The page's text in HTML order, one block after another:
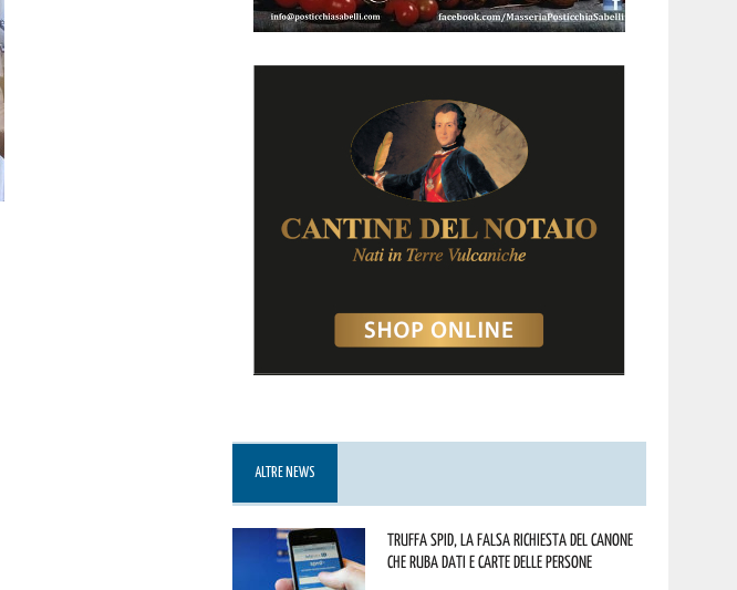
ALTRE NEWS
Truffa Spid, la falsa richiesta del canone
che ruba dati e carte delle persone